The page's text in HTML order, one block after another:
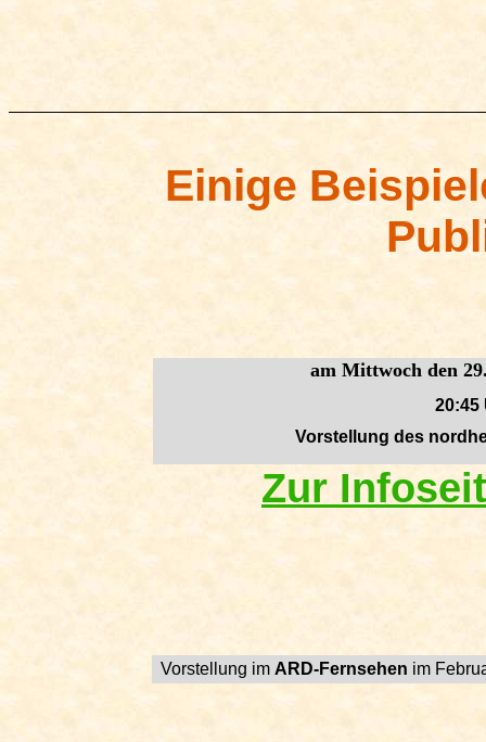
Einige
am Mittwoch den
20:45
Vorstellung des
Zur
Vorstellung im ARD-Fernsehen im